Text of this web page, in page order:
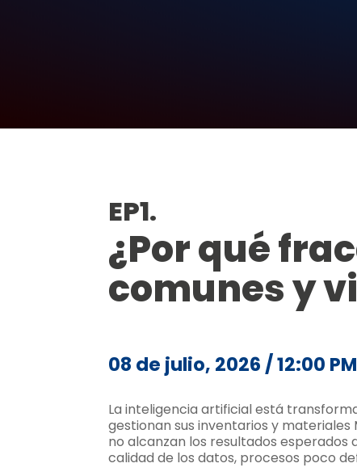
EP1.
¿Por qué
comunes y
08 de julio, 2026 / 12:00
La inteligencia artificial está
gestionan sus inventarios y materiales
no alcanzan los resultados
calidad de los datos, procesos poco